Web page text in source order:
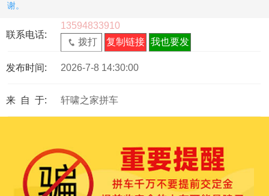
谢。
联系电话:
13594833910
拨打
复制链接 我也要发
发布时间: 2026-7-8 14:30:00
来 自 于: 轩啸之家拼车